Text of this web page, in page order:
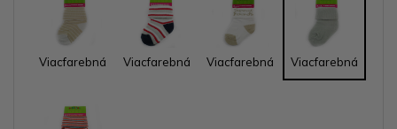
Viacfarebná Viacfarebná Viacfarebná Viacfarebná